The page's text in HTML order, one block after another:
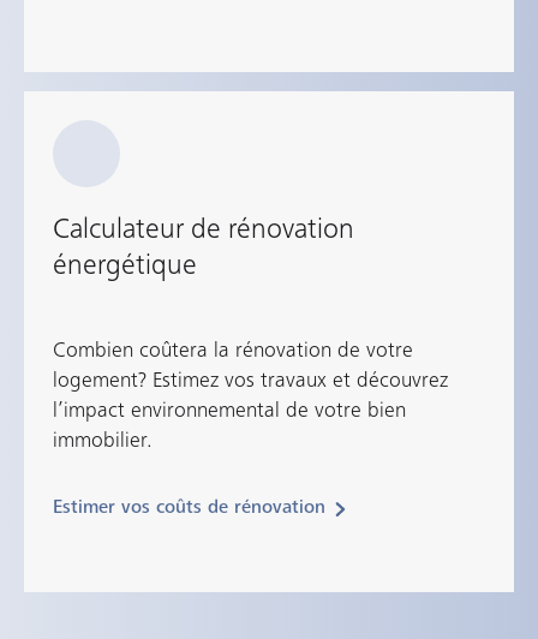
Calculateur de rénovation
énergétique
Combien coûtera la rénovation de votre
logement? Estimez vos travaux et découvrez
l’impact environnemental de votre bien
immobilier.
Estimer vos coûts de rénovation